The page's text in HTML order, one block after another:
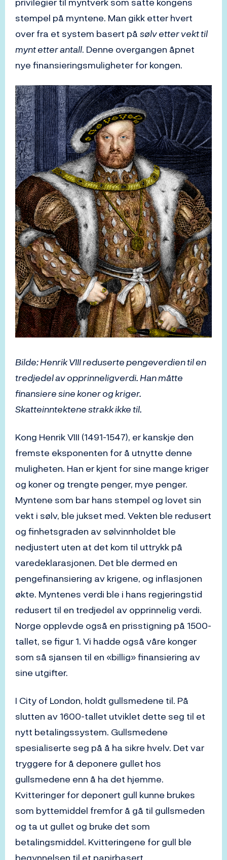
stempel på myntene. Man gikk etter hvert
over fra et system basert påsølv etter vekt til
mynt etter antall. Denne overgangen åpnet
nye finansieringsmuligheter for kongen.
Bilde: Henrik VIII reduserte pengeverdien til en
tredjedel av opprinneligverdi. Han måtte
finansiere sine koner og kriger.
Skatteinntektene strakk ikke til.
Kong Henrik VIII (1491-1547), er kanskje den
fremste eksponenten for å utnytte denne
muligheten. Han er kjent for sine mange kriger
og koner og trengte penger, mye penger.
Myntene som bar hans stempel og lovet sin
vekt i sølv, ble jukset med. Vekten ble redusert
og finhetsgraden av sølvinnholdet ble
nedjustert uten at det kom til uttrykk på
varedeklarasjonen. Det ble dermed en
pengefinansiering av krigene, og inflasjonen
økte. Myntenes verdi ble i hans regjeringstid
redusert til en tredjedel av opprinnelig verdi.
Norge opplevde også en prisstigning på 1500-
tallet, se figur 1. Vi hadde også våre konger
som så sjansen til en «billig» finansiering av
sine utgifter.
I City of London, holdt gullsmedene til. På
slutten av 1600-tallet utviklet dette seg til et
nytt betalingssystem. Gullsmedene
spesialiserte seg på å ha sikre hvelv. Det var
tryggere for å deponere gullet hos
gullsmedene enn å ha det hjemme.
Kvitteringer for deponert gull kunne brukes
som byttemiddel fremfor å gå til gullsmeden
og ta ut gullet og bruke det som
betalingsmiddel. Kvitteringene for gull ble